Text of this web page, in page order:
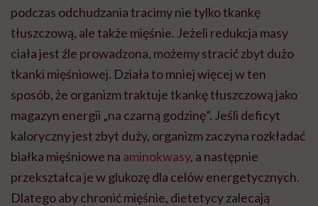
podczas odchudzania tracimy nie tylko tkankę
tłuszczową, ale także mięśnie. Jeżeli redukcja masy
ciała jest źle prowadzona, możemy stracić zbyt dużo
tkanki mięśniowej. Działa to mniej więcej w ten
sposób, że organizm traktuje tkankę tłuszczową jako
magazyn energii „na czarną godzinę”. Jeśli deficyt
kaloryczny jest zbyt duży, organizm zaczyna rozkładać
białka mięśniowe na aminokwasy, a następnie
przekształca je w glukozę dla celów energetycznych.
Dlatego aby chronić mięśnie, dietetycy zalecają